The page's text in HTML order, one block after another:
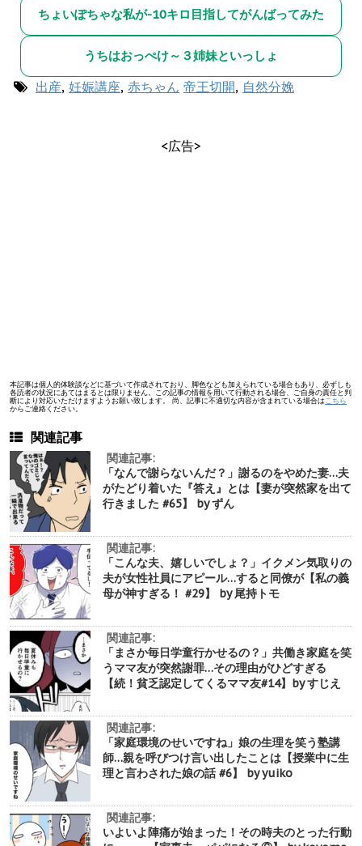
ちょいぽちゃな私が-10キロ目指してがんばってみた
うちはおっぺけ～３姉妹といっしょ
出産, 妊娠講座, 赤ちゃん 帝王切開, 自然分娩
<広告>
本記事は個人的体験談などに基づいて作成されており、脚色なども加えられている場合もあり、必ずしも
各読者の状況にあてはまるとは限りません。この記事の情報を用いて行動される場合、ご自身の責任と判
断により対応いただけますようお願い致します。 尚、記事に不適切な内容が含まれている場合は こちら
からご連絡ください。
関連記事
関連記事:
「なんで謝らないんだ？」謝るのをやめた妻…夫
がたどり着いた『答え』とは【妻が突然家を出て
行きました #65】 by ずん
関連記事:
「こんな夫、嬉しいでしょ？」イクメン気取りの
夫が女性社員にアピール…すると同僚が【私の義
母が神すぎる！ #29】 by 尾持トモ
関連記事:
「まさか毎日学童行かせるの？」共働き家庭を笑
うママ友が突然謝罪…その理由がひどすぎる
【続！貧乏認定してくるママ友#14】by すじえ
関連記事:
「家庭環境のせいですね」娘の生理を笑う塾講
師…親を呼びつけ言い出したことは【授業中に生
理と言わされた娘の話 #6】 by yuiko
関連記事:
いよいよ陣痛が始まった！その時夫のとった行動